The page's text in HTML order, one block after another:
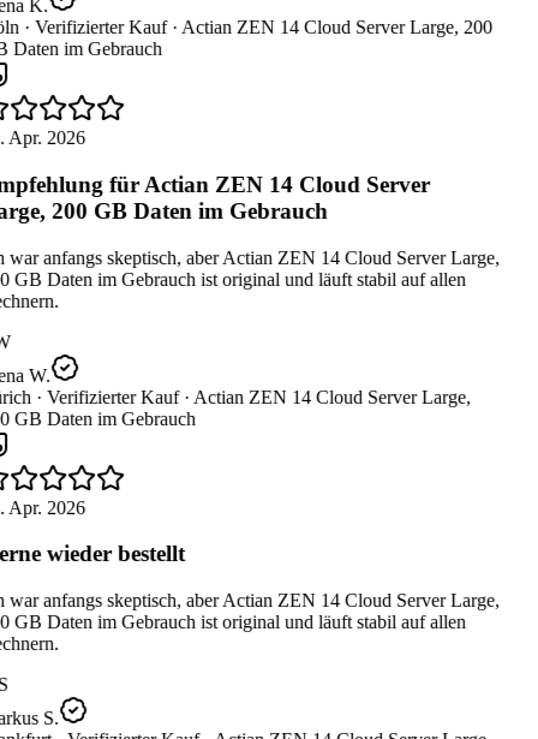
K.
· Verifizierter Kauf · Actian ZEN 14 Cloud Server Large, 200
Daten im Gebrauch
Apr. 2026
für Actian ZEN 14 Cloud Server
200 GB Daten im Gebrauch
war anfangs skeptisch, aber Actian ZEN 14 Cloud Server Large,
GB Daten im Gebrauch ist original und läuft stabil auf allen
W.
· Verifizierter Kauf · Actian ZEN 14 Cloud Server Large,
GB Daten im Gebrauch
Apr. 2026
wieder bestellt
war anfangs skeptisch, aber Actian ZEN 14 Cloud Server Large,
GB Daten im Gebrauch ist original und läuft stabil auf allen
S.